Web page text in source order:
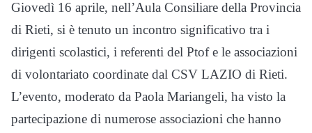
Giovedì 16 aprile, nell’Aula Consiliare della Provincia
di Rieti, si è tenuto un incontro significativo tra i
dirigenti scolastici, i referenti del Ptof e le associazioni
di volontariato coordinate dal CSV LAZIO di Rieti.
L’evento, moderato da Paola Mariangeli, ha visto la
partecipazione di numerose associazioni che hanno